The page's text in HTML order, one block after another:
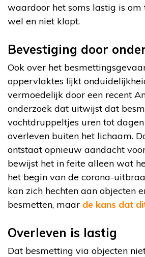
waardoor het soms lastig is
wel en niet klopt.
Bevestiging door
Ook over het
oppervlaktes lijkt
vermoedelijk door een recent
onderzoek dat uitwijst dat
vochtdruppeltjes uren tot
overleven buiten het lichaam.
ontstaat opnieuw aandacht
bewijst het in feite alleen wat
het begin van de corona-
kan zich hechten aan objecten
besmetten, maar de kans dat
Overleven is lastig
Dat besmetting via objecten